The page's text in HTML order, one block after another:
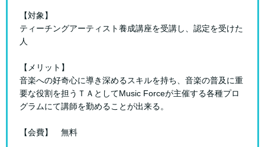
【対象】
ティーチングアーティスト養成講座を受講し、認定を受けた
人
【メリット】
音楽への好奇心に導き深めるスキルを持ち、音楽の普及に重
要な役割を担うＴＡとしてMusic Forceが主催する各種プロ
グラムにて講師を勤めることが出来る。
【会費】 無料